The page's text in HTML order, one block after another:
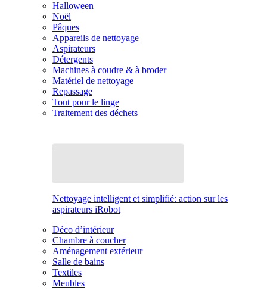
Halloween
Noël
Pâques
Appareils de nettoyage
Aspirateurs
Détergents
Machines à coudre & à broder
Matériel de nettoyage
Repassage
Tout pour le linge
Traitement des déchets
Nettoyage intelligent et simplifié: action sur les
aspirateurs iRobot
Déco d’intérieur
Chambre à coucher
Aménagement extérieur
Salle de bains
Textiles
Meubles